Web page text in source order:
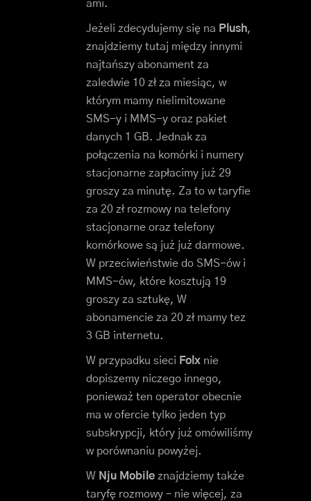
ami.
Jeżeli zdecydujemy się na Plush,
znajdziemy tutaj między innymi
najtańszy abonament za
zaledwie 10 zł za miesiąc, w
którym mamy nielimitowane
SMS-y i MMS-y oraz pakiet
danych 1 GB. Jednak za
połączenia na komórki i numery
stacjonarne zapłacimy już 29
groszy za minutę. Za to w taryfie
za 20 zł rozmowy na telefony
stacjonarne oraz telefony
komórkowe są już już darmowe.
W przeciwieństwie do SMS-ów i
MMS-ów, które kosztują 19
groszy za sztukę, W
abonamencie za 20 zł mamy tez
3 GB internetu.
W przypadku sieci Folx nie
dopiszemy niczego innego,
ponieważ ten operator obecnie
ma w ofercie tylko jeden typ
subskrypcji, który już omówiliśmy
w porównaniu powyżej.
W Nju Mobile znajdziemy także
taryfę rozmowy – nie więcej, za